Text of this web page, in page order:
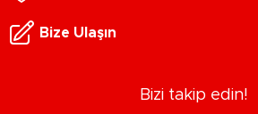
Bize Ulaşın
Bizi takip edin!